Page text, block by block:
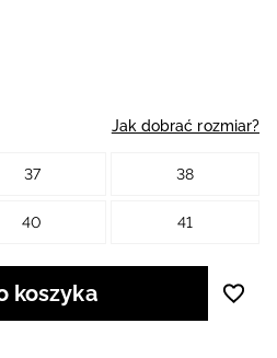
Jak dobrać rozmiar?
37 38
40 41
koszyka